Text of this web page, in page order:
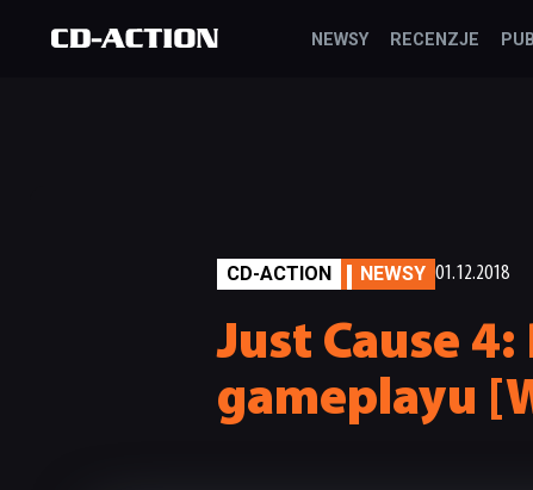
NEWSY RECENZJE
CD-ACTION NEWSY 01.12.2018
Just Cause
gameplayu